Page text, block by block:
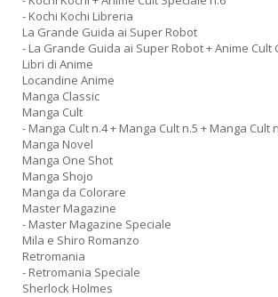
- Kochi Kochi Libreria
La Grande Guida ai Super Robot
- La Grande Guida ai Super Robot + Anime Cult
Libri di Anime
Locandine Anime
Manga Classic
Manga Cult
- Manga Cult n.4 + Manga Cult n.5 + Manga Cult
Manga Novel
Manga One Shot
Manga Shojo
Manga da Colorare
Master Magazine
- Master Magazine Speciale
Mila e Shiro Romanzo
Retromania
- Retromania Speciale
Sherlock Holmes